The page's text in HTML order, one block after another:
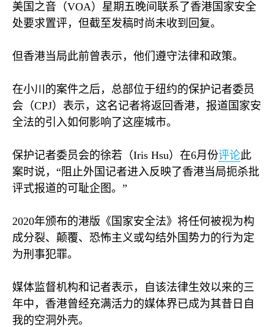
美国之音（VOA）星期五晚间联系了香港国家安全
处要求置评，但截至发稿时尚未收到回复。
但香港当局此前曾表示，他们遵守法律和政策。
在小川的案件之后，总部位于纽约的保护记者委员
会（CPJ）表示，这名记者将返回香港，报道国家安
全法的引入如何影响了这座城市。
保护记者委员会的徐若（Iris Hsu）在6月份评论此
案时说，“阻止外国记者进入反映了香港当局扼杀批
评式报道的可耻企图。”
2020年颁布的港版《国家安全法》将任何被视为构
成分裂、颠覆、恐怖主义或勾结外国势力的行为定
为刑事犯罪。
媒体监督机构和记者表示，自该法律生效以来的三
年中，香港曾经充满活力的媒体界已成为其昔日自
我的空洞外壳。